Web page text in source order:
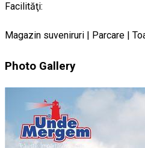
Facilităţi:
Magazin suveniruri | Parcare |
Photo Gallery